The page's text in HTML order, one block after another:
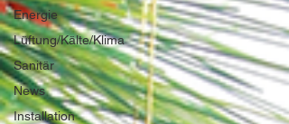
Energie
Lüftung/Kälte/Klima
Sanitär
News
Installation